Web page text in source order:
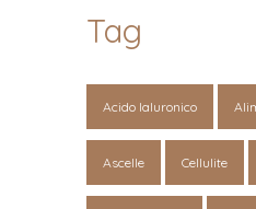
Tag
Acido Ialuronico
Ascelle Cellulite